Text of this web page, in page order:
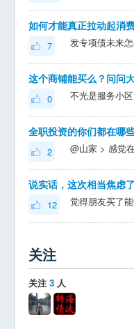
如何才能真正拉动起消
7
这个商铺能买么？问问
0
全职投资的你们都在哪
2
说实话，这次相当焦虑了
12
关注
关注 3 人